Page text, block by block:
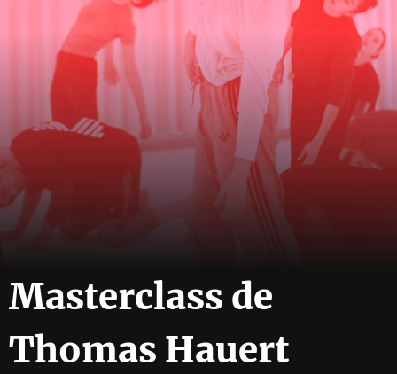
Masterclass de
Thomas Hauert